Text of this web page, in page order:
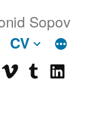
Sopov
CV
Vimeotumblrlinkedin